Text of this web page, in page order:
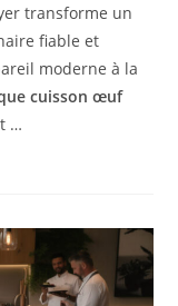
transforme un
fiable et
moderne à la
cuisson œuf
…